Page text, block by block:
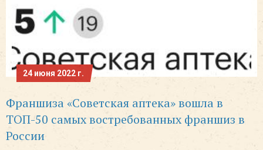
24 июня 2022 г.
Франшиза «Советская аптека» вошла в
ТОП-50 самых востребованных франшиз в
России